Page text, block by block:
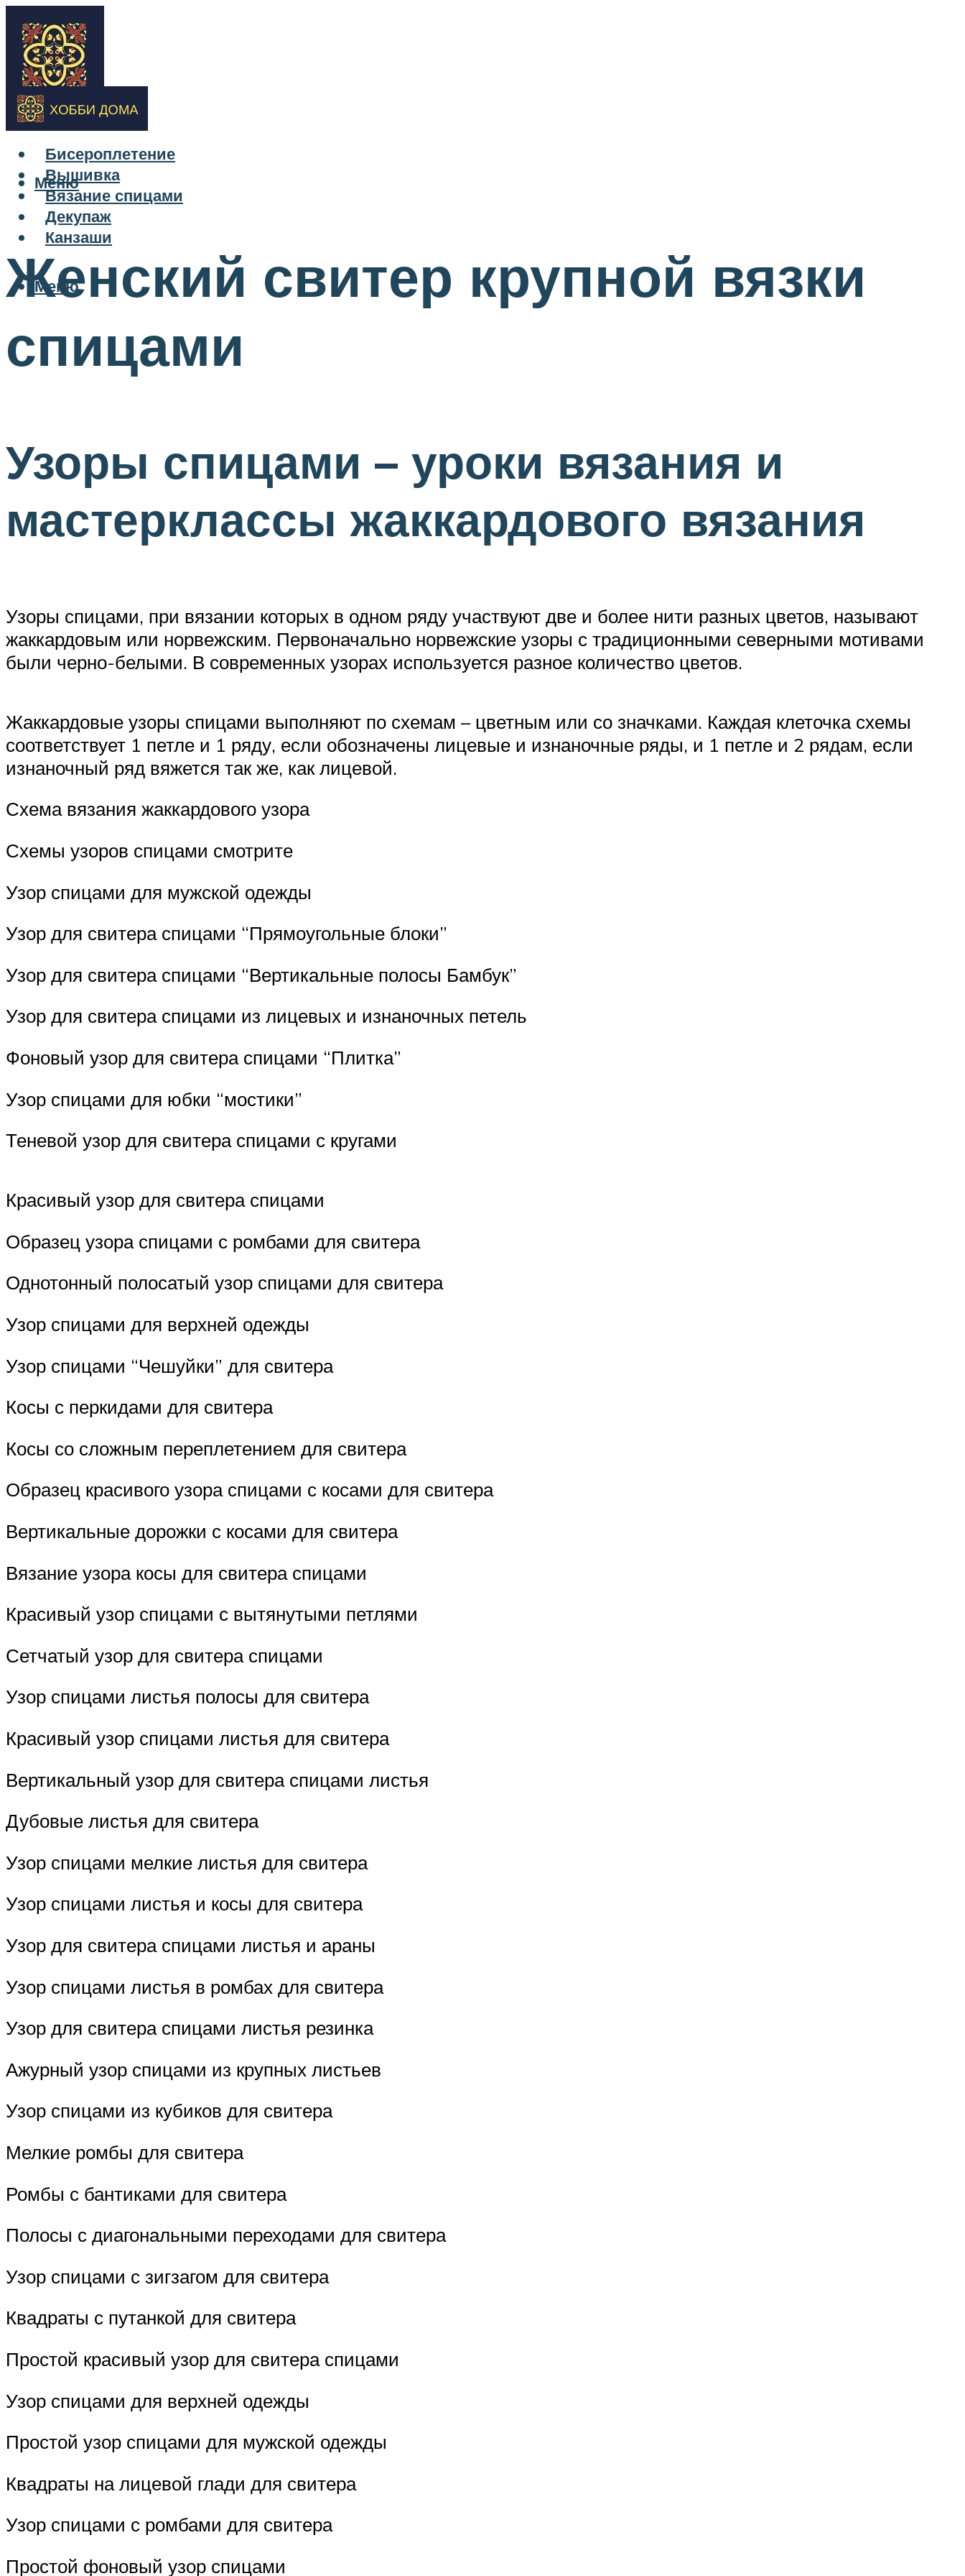
Бисероплетение
Вышивка
Вязание спицами
Декупаж
Канзаши
Меню
Меню
Женский свитер крупной вязки
спицами
Узоры спицами – уроки вязания и
мастерклассы жаккардового вязания
Узоры спицами, при вязании которых в одном ряду участвуют две и более нити разных цветов, называют
жаккардовым или норвежским. Первоначально норвежские узоры с традиционными северными мотивами
были черно-белыми. В современных узорах используется разное количество цветов.
Жаккардовые узоры спицами выполняют по схемам – цветным или со значками. Каждая клеточка схемы
соответствует 1 петле и 1 ряду, если обозначены лицевые и изнаночные ряды, и 1 петле и 2 рядам, если
изнаночный ряд вяжется так же, как лицевой.
Схема вязания жаккардового узора
Схемы узоров спицами смотрите
Узор спицами для мужской одежды
Узор для свитера спицами “Прямоугольные блоки”
Узор для свитера спицами “Вертикальные полосы Бамбук”
Узор для свитера спицами из лицевых и изнаночных петель
Фоновый узор для свитера спицами “Плитка”
Узор спицами для юбки “мостики”
Теневой узор для свитера спицами с кругами
Красивый узор для свитера спицами
Образец узора спицами с ромбами для свитера
Однотонный полосатый узор спицами для свитера
Узор спицами для верхней одежды
Узор спицами “Чешуйки” для свитера
Косы с перкидами для свитера
Косы со сложным переплетением для свитера
Образец красивого узора спицами с косами для свитера
Вертикальные дорожки с косами для свитера
Вязание узора косы для свитера спицами
Красивый узор спицами с вытянутыми петлями
Сетчатый узор для свитера спицами
Узор спицами листья полосы для свитера
Красивый узор спицами листья для свитера
Вертикальный узор для свитера спицами листья
Дубовые листья для свитера
Узор спицами мелкие листья для свитера
Узор спицами листья и косы для свитера
Узор для свитера спицами листья и араны
Узор спицами листья в ромбах для свитера
Узор для свитера спицами листья резинка
Ажурный узор спицами из крупных листьев
Узор спицами из кубиков для свитера
Мелкие ромбы для свитера
Ромбы с бантиками для свитера
Полосы с диагональными переходами для свитера
Узор спицами с зигзагом для свитера
Квадраты с путанкой для свитера
Простой красивый узор для свитера спицами
Узор спицами для верхней одежды
Простой узор спицами для мужской одежды
Квадраты на лицевой глади для свитера
Узор спицами с ромбами для свитера
Простой фоновый узор спицами